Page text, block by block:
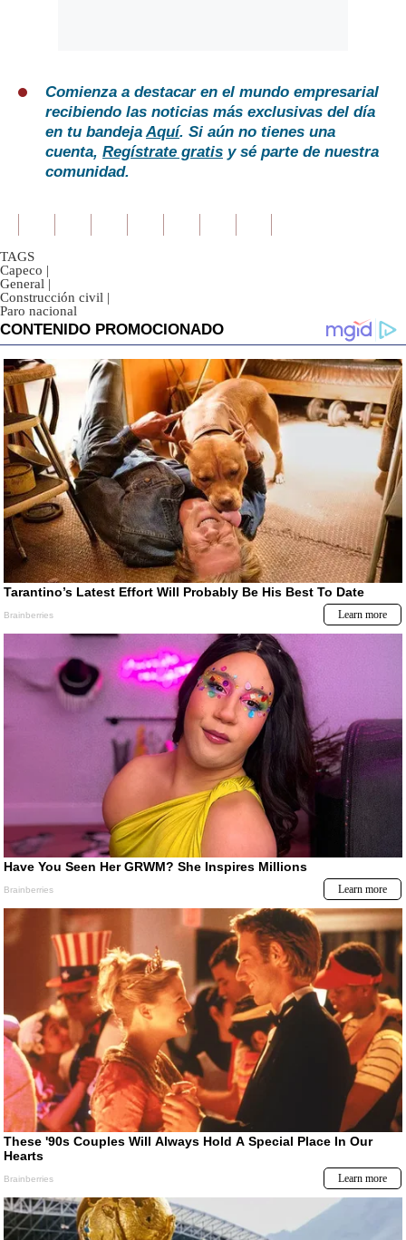
Comienza a destacar en el mundo empresarial
recibiendo las noticias más exclusivas del día
en tu bandejaAquí. Si aún no tienes una
cuenta, Regístrate gratis y sé parte de nuestra
comunidad.
TAGS
Capeco |
General |
Construcción civil |
Paro nacional